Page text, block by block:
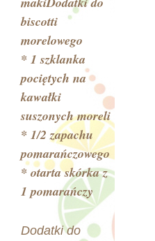
biscotti
morelowego
* 1 szklanka
pociętych na
kawałki
suszonych moreli
* 1/2 zapachu
pomarańczowego
* otarta skórka z
1 pomarańczy
Dodatki do